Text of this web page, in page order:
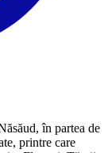
în partea de
printre care